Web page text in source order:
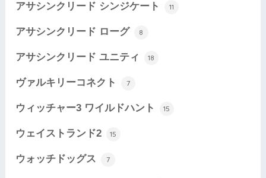
アサシンクリード シンジケート 11
アサシンクリード ローグ 8
アサシンクリード ユニティ 18
ヴァルキリーコネクト 7
ウィッチャー3 ワイルドハント 15
ウェイストランド2 15
ウォッチドッグス 7